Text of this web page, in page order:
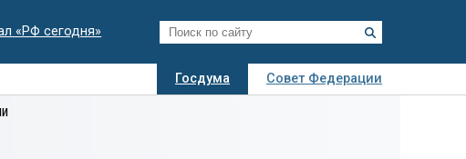
«РФ сегодня»
Госдума
Совет Федерации
Деловая